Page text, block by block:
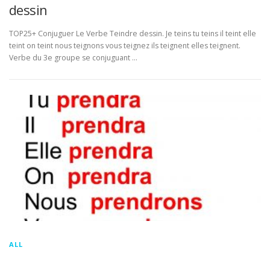
dessin
TOP25+ Conjuguer Le Verbe Teindre dessin. Je teins tu teins il teint elle
teint on teint nous teignons vous teignez ils teignent elles teignent.
Verbe du 3e groupe se conjuguant …
ALL